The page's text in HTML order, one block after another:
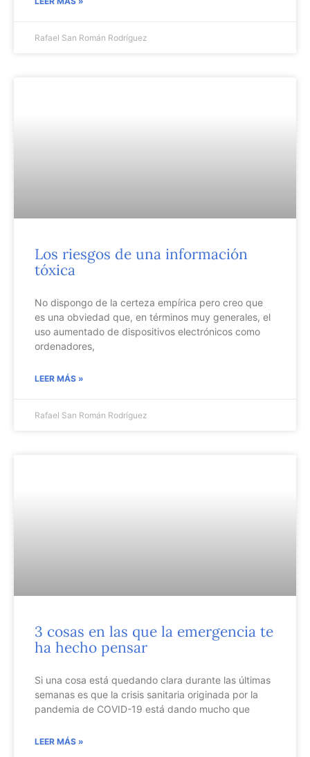
Rafael San Román Rodríguez
Los riesgos de una información
tóxica
No dispongo de la certeza empírica pero creo que
es una obviedad que, en términos muy generales, el
uso aumentado de dispositivos electrónicos como
ordenadores,
LEER MÁS »
Rafael San Román Rodríguez
3 cosas en las que la emergencia te
ha hecho pensar
Si una cosa está quedando clara durante las últimas
semanas es que la crisis sanitaria originada por la
pandemia de COVID-19 está dando mucho que
LEER MÁS »